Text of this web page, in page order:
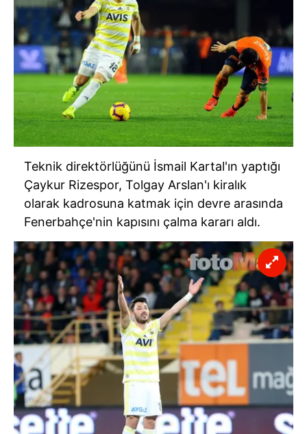
Teknik direktörlüğünü İsmail Kartal'ın yaptığı
Çaykur Rizespor, Tolgay Arslan'ı kiralık
olarak kadrosuna katmak için devre arasında
Fenerbahçe'nin kapısını çalma kararı aldı.